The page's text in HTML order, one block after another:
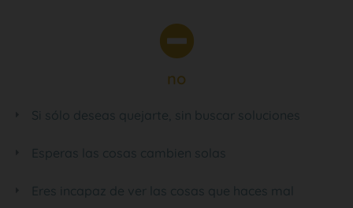
no
Si sólo deseas quejarte, sin buscar soluciones
Esperas las cosas cambien solas
Eres incapaz de ver las cosas que haces mal